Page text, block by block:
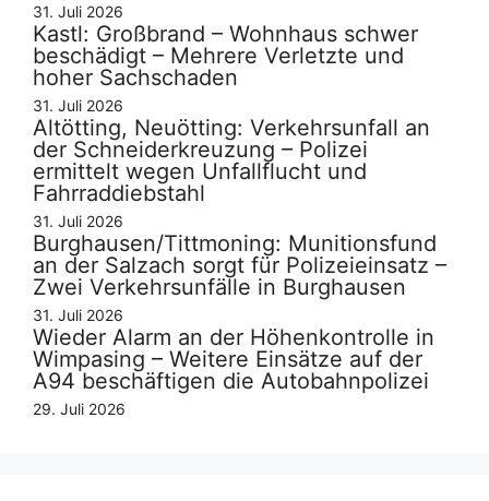
31. Juli 2026
Kastl: Großbrand – Wohnhaus schwer
beschädigt – Mehrere Verletzte und
hoher Sachschaden
31. Juli 2026
Altötting, Neuötting: Verkehrsunfall an
der Schneiderkreuzung – Polizei
ermittelt wegen Unfallflucht und
Fahrraddiebstahl
31. Juli 2026
Burghausen/Tittmoning: Munitionsfund
an der Salzach sorgt für Polizeieinsatz –
Zwei Verkehrsunfälle in Burghausen
31. Juli 2026
Wieder Alarm an der Höhenkontrolle in
Wimpasing – Weitere Einsätze auf der
A94 beschäftigen die Autobahnpolizei
29. Juli 2026